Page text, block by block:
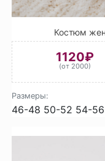
Костюм
1120₽
(от 2000)
Размеры:
46-48 50-52 54-56